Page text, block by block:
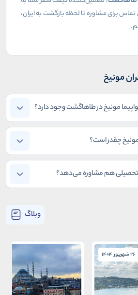
تماس برای مشاوره تا لحظه بازگشت به ایران،
مونیخ
مونیخ در طاهاگشت وجود دارد؟
مونیخ چقدر است؟
تحصیلی هم مشاوره می‌دهد؟
وبلاگ
26 شهریور 1404